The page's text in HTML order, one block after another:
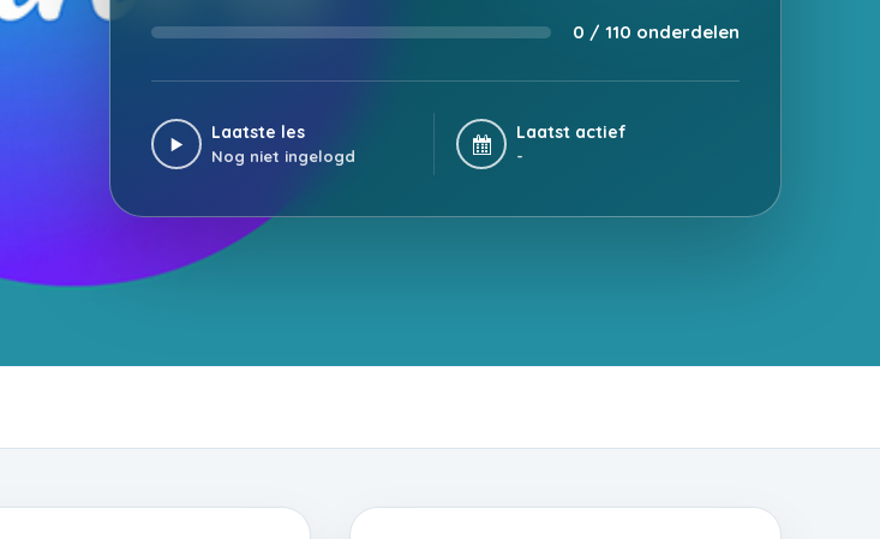
0 / 110 onderdelen
Laatste les
Nog niet ingelogd
Laatst actief
-